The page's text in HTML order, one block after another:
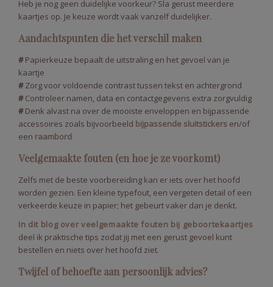
Heb je nog geen duidelijke voorkeur? Sla gerust meerdere
kaartjes op. Je keuze wordt vaak vanzelf duidelijker.
Aandachtspunten die het verschil maken
#Papierkeuze bepaalt de uitstraling en het gevoel van je
kaartje
#Zorg voor voldoende contrast tussen tekst en achtergrond
#Controleer namen, data en contactgegevens extra zorgvuldig
#Denk alvast na over de mooiste enveloppen en bijpassende
accessoires zoals bijvoorbeeld bijpassende sluitstickers en/of
een raambord
Veelgemaakte fouten (en hoe je ze voorkomt)
Zelfs met de beste voorbereiding kan er iets over het hoofd
worden gezien. Een kleine typefout, een vergeten detail of een
verkeerde keuze in papier; het gebeurt vaker dan je denkt.
In dit blog over veelgemaakte fouten bij geboortekaartjes
deel ik praktische tips zodat jij met een gerust gevoel kunt
bestellen en niets over het hoofd ziet.
Twijfel of behoefte aan persoonlijk advies?